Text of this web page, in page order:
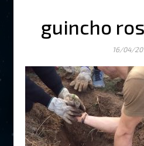
guincho
16/04/